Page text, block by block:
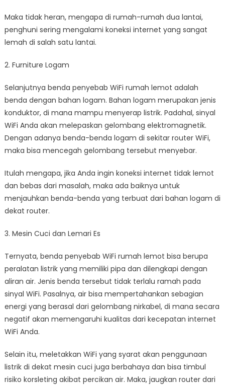
Maka tidak heran, mengapa di rumah-rumah dua lantai,
penghuni sering mengalami koneksi internet yang sangat
lemah di salah satu lantai.
2. Furniture Logam
Selanjutnya benda penyebab WiFi rumah lemot adalah
benda dengan bahan logam. Bahan logam merupakan jenis
konduktor, di mana mampu menyerap listrik. Padahal, sinyal
WiFi Anda akan melepaskan gelombang elektromagnetik.
Dengan adanya benda-benda logam di sekitar router WiFi,
maka bisa mencegah gelombang tersebut menyebar.
Itulah mengapa, jika Anda ingin koneksi internet tidak lemot
dan bebas dari masalah, maka ada baiknya untuk
menjauhkan benda-benda yang terbuat dari bahan logam di
dekat router.
3. Mesin Cuci dan Lemari Es
Ternyata, benda penyebab WiFi rumah lemot bisa berupa
peralatan listrik yang memiliki pipa dan dilengkapi dengan
aliran air. Jenis benda tersebut tidak terlalu ramah pada
sinyal WiFi. Pasalnya, air bisa mempertahankan sebagian
energi yang berasal dari gelombang nirkabel, di mana secara
negatif akan memengaruhi kualitas dari kecepatan internet
WiFi Anda.
Selain itu, meletakkan WiFi yang syarat akan penggunaan
listrik di dekat mesin cuci juga berbahaya dan bisa timbul
risiko korsleting akibat percikan air. Maka, jaugkan router dari